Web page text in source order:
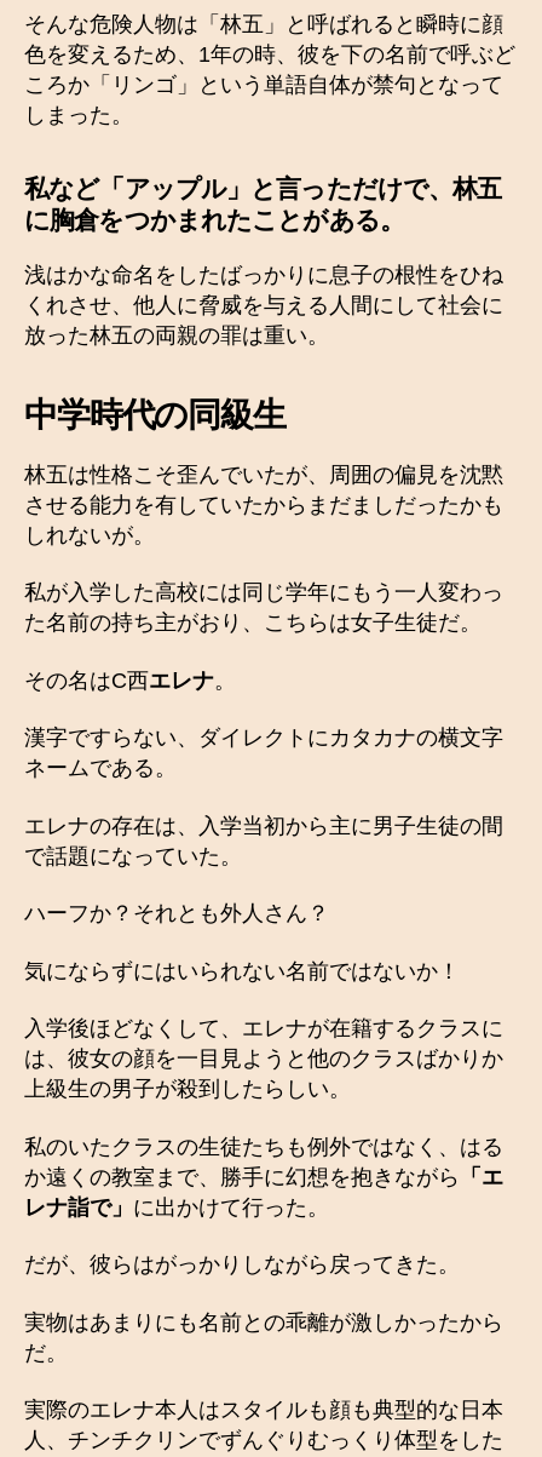
そんな危険人物は「林五」と呼ばれると瞬時に顔
色を変えるため、1年の時、彼を下の名前で呼ぶど
ころか「リンゴ」という単語自体が禁句となって
しまった。
私など「アップル」と言っただけで、林五
に胸倉をつかまれたことがある。
浅はかな命名をしたばっかりに息子の根性をひね
くれさせ、他人に脅威を与える人間にして社会に
放った林五の両親の罪は重い。
中学時代の同級生
林五は性格こそ歪んでいたが、周囲の偏見を沈黙
させる能力を有していたからまだましだったかも
しれないが。
私が入学した高校には同じ学年にもう一人変わっ
た名前の持ち主がおり、こちらは女子生徒だ。
その名はC西エレナ。
漢字ですらない、ダイレクトにカタカナの横文字
ネームである。
エレナの存在は、入学当初から主に男子生徒の間
で話題になっていた。
ハーフか？それとも外人さん？
気にならずにはいられない名前ではないか！
入学後ほどなくして、エレナが在籍するクラスに
は、彼女の顔を一目見ようと他のクラスばかりか
上級生の男子が殺到したらしい。
私のいたクラスの生徒たちも例外ではなく、はる
か遠くの教室まで、勝手に幻想を抱きながら 「エ
レナ詣で」 に出かけて行った。
だが、彼らはがっかりしながら戻ってきた。
実物はあまりにも名前との乖離が激しかったから
だ。
実際のエレナ本人はスタイルも顔も典型的な日本
人、チンチクリンでずんぐりむっくり体型をした